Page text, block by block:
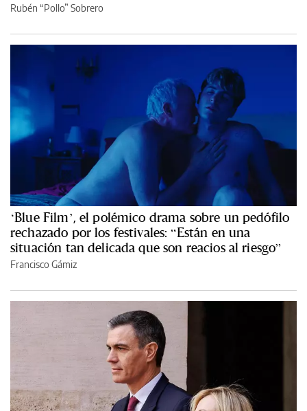
Rubén “Pollo” Sobrero
‘Blue Film’, el polémico drama sobre un pedófilo
rechazado por los festivales: “Están en una
situación tan delicada que son reacios al riesgo”
Francisco Gámiz